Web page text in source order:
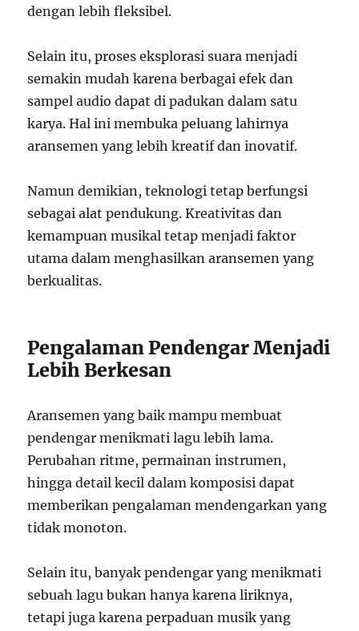
dengan lebih fleksibel.
Selain itu, proses eksplorasi suara menjadi
semakin mudah karena berbagai efek dan
sampel audio dapat di padukan dalam satu
karya. Hal ini membuka peluang lahirnya
aransemen yang lebih kreatif dan inovatif.
Namun demikian, teknologi tetap berfungsi
sebagai alat pendukung. Kreativitas dan
kemampuan musikal tetap menjadi faktor
utama dalam menghasilkan aransemen yang
berkualitas.
Pengalaman Pendengar Menjadi
Lebih Berkesan
Aransemen yang baik mampu membuat
pendengar menikmati lagu lebih lama.
Perubahan ritme, permainan instrumen,
hingga detail kecil dalam komposisi dapat
memberikan pengalaman mendengarkan yang
tidak monoton.
Selain itu, banyak pendengar yang menikmati
sebuah lagu bukan hanya karena liriknya,
tetapi juga karena perpaduan musik yang